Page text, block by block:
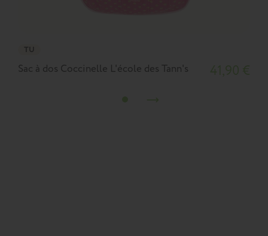
TU
Sac à dos Coccinelle L'école des Tann's